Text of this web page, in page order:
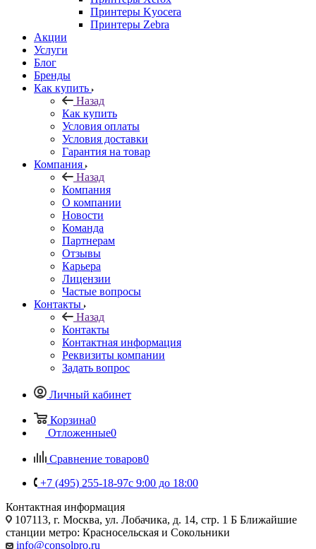
Принтеры Kyocera
Принтеры Zebra
Акции
Услуги
Блог
Бренды
Как купить
Назад
Как купить
Условия оплаты
Условия доставки
Гарантия на товар
Компания
Назад
Компания
О компании
Новости
Команда
Партнерам
Отзывы
Карьера
Лицензии
Частые вопросы
Контакты
Назад
Контакты
Контактная информация
Реквизиты компании
Задать вопрос
Личный кабинет
Корзина0
Отложенные0
Сравнение товаров0
+7 (495) 255-18-97с 9:00 до 18:00
Контактная информация
107113, г. Москва, ул. Лобачика, д. 14, стр. 1 Б Ближайшие
станции метро: Красносельская и Сокольники
info@consolpro.ru